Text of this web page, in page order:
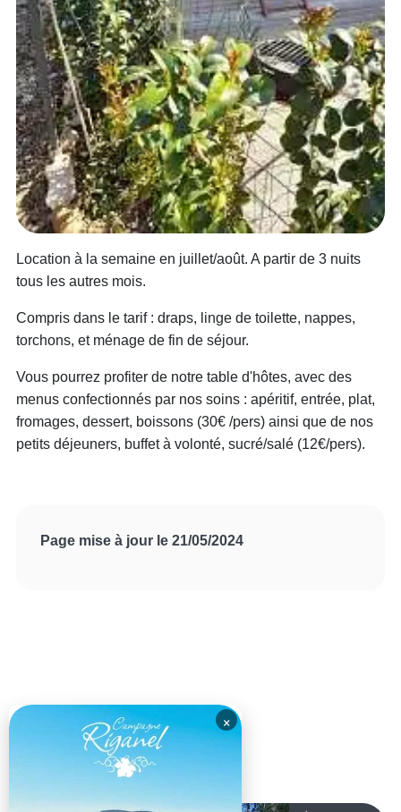
Location à la semaine en juillet/août. A partir de 3 nuits
tous les autres mois.
Compris dans le tarif : draps, linge de toilette, nappes,
torchons, et ménage de fin de séjour.
Vous pourrez profiter de notre table d'hôtes, avec des
menus confectionnés par nos soins : apéritif, entrée, plat,
fromages, dessert, boissons (30€ /pers) ainsi que de nos
petits déjeuners, buffet à volonté, sucré/salé (12€/pers).
Page mise à jour le 21/05/2024
DANS LA MÊME CATÉGORIE..
×